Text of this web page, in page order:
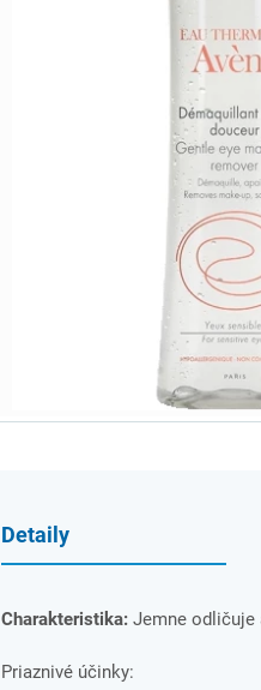
Detaily
Charakteristika: Jemne odličuje
Priaznivé účinky: